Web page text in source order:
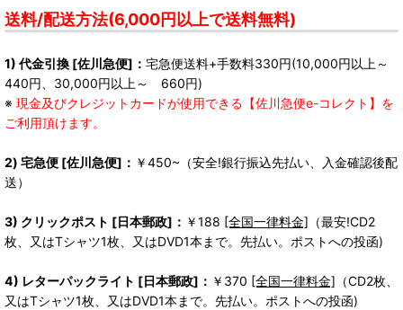
送料/配送方法(6,000円以上で送料無料)
1) 代金引換 [佐川急便]： 宅急便送料+手数料330円(10,000円以上～
440円、30,000円以上～ 660円)
※ 現金及びクレジットカードが使用できる【佐川急便e-コレクト】を
ご利用頂けます。
2) 宅急便 [佐川急便]： ￥450~（安全!銀行振込先払い、入金確認後配
送）
3) クリックポスト [日本郵政]： ￥188 [全国一律料金] （最安!CD2
枚、又はTシャツ1枚、又はDVD1本まで。先払い。ポストへの投函)
4) レターパックライト [日本郵政]： ￥370 [全国一律料金] （CD2枚、
又はTシャツ1枚、又はDVD1本まで。先払い。ポストへの投函)